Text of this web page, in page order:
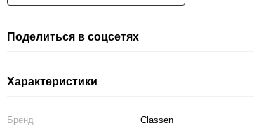
Поделиться в соцсетях
Характеристики
Бренд
Classen